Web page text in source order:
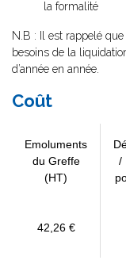
la formalité
N.B : Il est rappelé
besoins de la
d’année en année.
Coût
Emoluments
du Greffe
(HT)
/
42,26 €